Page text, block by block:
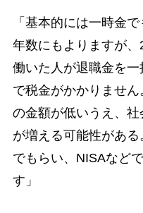
「基本的には一時金
年数にもよりますが
働いた人が退職金を
で税金がかかりませ
の金額が低いうえ、
が増える可能性があ
でもらい、NISAなど
す」